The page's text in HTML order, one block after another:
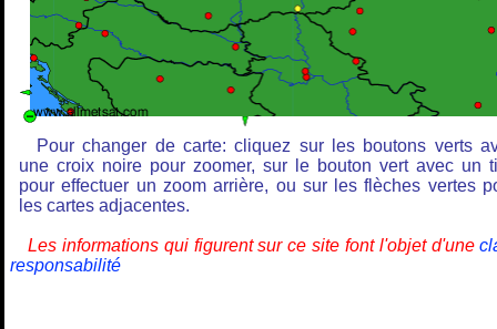
Pour changer de carte: cliquez sur les boutons verts
une croix noire pour zoomer, sur le bouton vert avec un
pour effectuer un zoom arrière, ou sur les flèches vertes
les cartes adjacentes.
Les informations qui figurent sur ce site font l'objet d'une
responsabilité